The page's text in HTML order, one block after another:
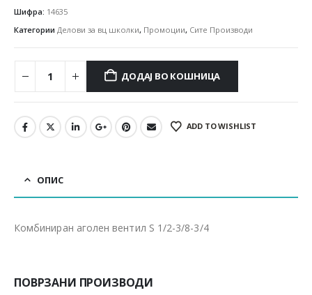
Шифра: 14635
Категории Делови за вц школки, Промоции, Сите Производи
ДОДАЈ ВО КОШНИЦА
ADD TO WISHLIST
ОПИС
Комбиниран аголен вентил S 1/2-3/8-3/4
ПОВРЗАНИ ПРОИЗВОДИ